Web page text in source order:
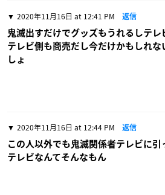
2020年11月16日 at 12:41 PM 返信
鬼滅出すだけでグッズもうれるしテレ
テレビ側も商売だし今だけかもしれな
しょ
2020年11月16日 at 12:44 PM 返信
この人以外でも鬼滅関係者テレビに
テレビなんてそんなもん